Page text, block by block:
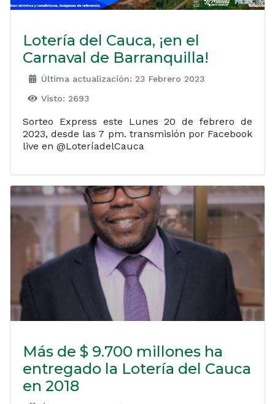
Lotería del Cauca, ¡en el
Carnaval de Barranquilla!
Última actualización: 23 Febrero 2023
Visto: 2693
Sorteo Express este Lunes 20 de febrero de
2023, desde las 7 pm. transmisión por Facebook
live en @LoteríadelCauca
Más de $ 9.700 millones ha
entregado la Lotería del Cauca
en 2018